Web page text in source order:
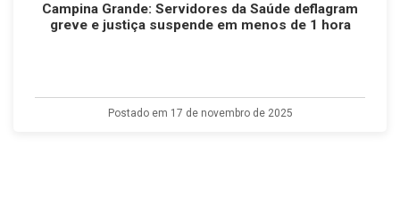
Campina Grande: Servidores da Saúde deflagram
greve e justiça suspende em menos de 1 hora
Postado em 17 de novembro de 2025